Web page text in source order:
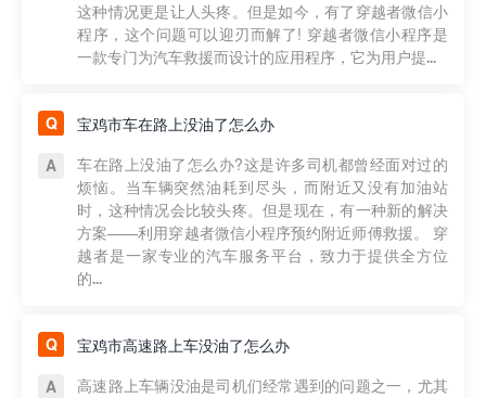
这种情况更是让人头疼。但是如今，有了穿越者微信小
程序，这个问题可以迎刃而解了! 穿越者微信小程序是
一款专门为汽车救援而设计的应用程序，它为用户提...
宝鸡市车在路上没油了怎么办
车在路上没油了怎么办?这是许多司机都曾经面对过的
烦恼。当车辆突然油耗到尽头，而附近又没有加油站
时，这种情况会比较头疼。但是现在，有一种新的解决
方案——利用穿越者微信小程序预约附近师傅救援。 穿
越者是一家专业的汽车服务平台，致力于提供全方位
的...
宝鸡市高速路上车没油了怎么办
高速路上车辆没油是司机们经常遇到的问题之一，尤其